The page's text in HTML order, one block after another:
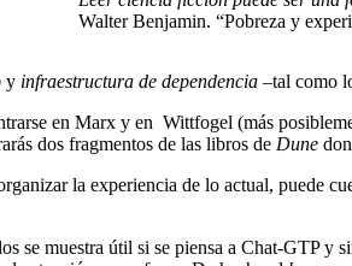
Walter Benjamin. “Pobreza y
y infraestructura de dependencia –tal como
en Marx y en Wittfogel (más
dos fragmentos de las libros de Dune
la experiencia de lo actual, puede
se muestra útil si se piensa a Chat-GTP